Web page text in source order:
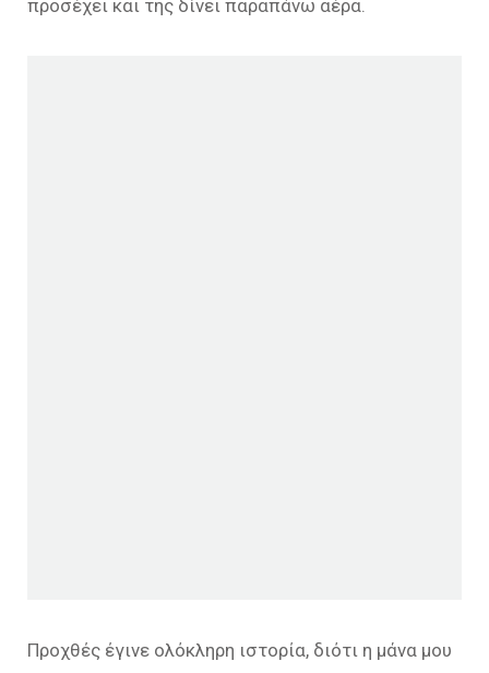
προσέχει και της δίνει παραπάνω αέρα.
Προχθές έγινε ολόκληρη ιστορία, διότι η μάνα μου